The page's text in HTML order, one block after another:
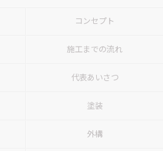
コンセプト
施工までの流れ
代表あいさつ
塗装
外構